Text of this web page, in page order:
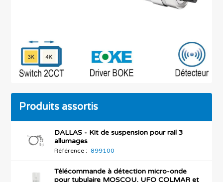
Produits assortis
DALLAS - Kit de suspension pour rail 3
allumages
Référence : 899100
Télécommande à détection micro-onde
pour tubulaire MOSCOU, UFO COLMAR et